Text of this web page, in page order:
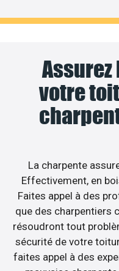
votre
La charpente
Effectivement, en
Faites appel à des
que des charpentiers
résoudront tout
sécurité de votre
faites appel à des